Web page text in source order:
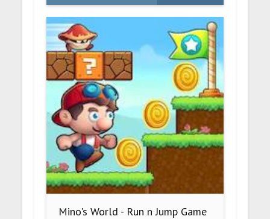
Mino's World - Run n Jump Game